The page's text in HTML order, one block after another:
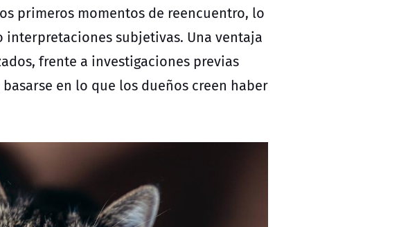
primeros momentos de reencuentro, lo
subjetivas. Una ventaja
frente a investigaciones previas
en lo que los dueños creen haber